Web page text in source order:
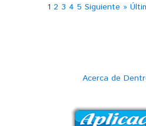
1 2 3 4 5 Siguiente »
Acerca de